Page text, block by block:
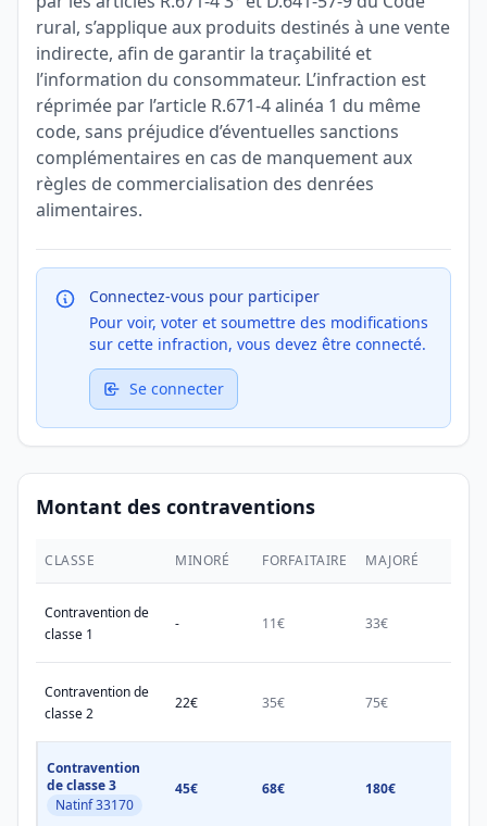
rural, s’applique aux produits destinés à une vente
indirecte, afin de garantir la traçabilité et
l’information du consommateur. L’infraction est
réprimée par l’article R.671-4 alinéa 1 du même
code, sans préjudice d’éventuelles sanctions
complémentaires en cas de manquement aux
règles de commercialisation des denrées
alimentaires.
Connectez-vous pour participer
Pour voir, voter et soumettre des modifications
sur cette infraction, vous devez être connecté.
Se connecter
Montant des contraventions
CLASSE MINORÉ FORFAITAIRE MAJORÉ
Contravention de
classe 1
- 11€ 33€
Contravention de
classe 2
22€ 35€ 75€
Contravention
de classe 3
Natinf 33170
45€ 68€ 180€